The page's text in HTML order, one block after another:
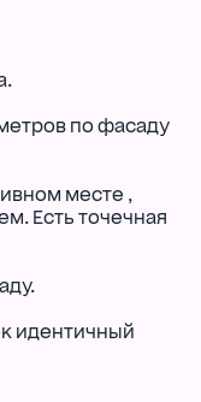
по фасаду
месте ,
Есть точечная
идентичный